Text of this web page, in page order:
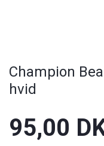
Champion
hvid
95,00